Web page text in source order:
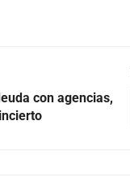
con agencias,